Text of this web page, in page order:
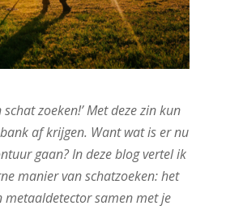
schat zoeken!’ Met deze zin kun
af krijgen. Want wat is er nu
gaan? In deze blog vertel ik
manier van schatzoeken: het
metaaldetector samen met je